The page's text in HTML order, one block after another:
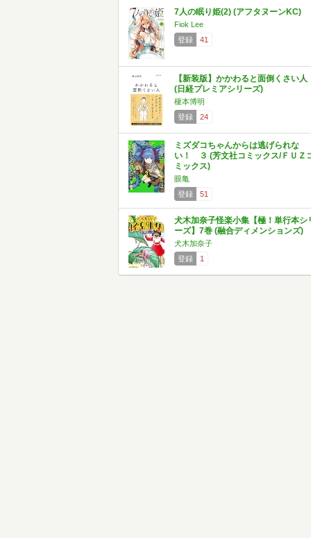
7人の眠り姫(2) (アフタヌーンKC)
Fiok Lee
登録
41
【新装版】かかわると面倒くさい人
(日経プレミアシリーズ)
榎本博明
登録
24
ミズダコちゃんからは逃げられな
い！ ３ (芳文社コミックス/ＦＵＺ
ミックス)
眼亀
登録
51
犬木加奈子怪楽小集【極！単行本シ
ーズ】7巻 (融合ディメンションズ)
犬木加奈子
登録
1